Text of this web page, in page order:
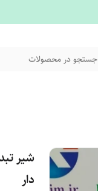
جستجو در محصولات
شیر
دار